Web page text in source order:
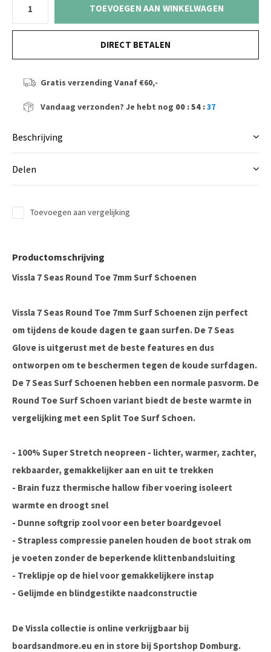
TOEVOEGEN AAN WINKELWAGEN
DIRECT BETALEN
Gratis verzending Vanaf €60,-
Vandaag verzonden? Je hebt nog 00 : 54 :37
Beschrijving
Delen
Toevoegen aan vergelijking
Productomschrijving
Vissla 7 Seas Round Toe 7mm Surf Schoenen
Vissla 7 Seas Round Toe 7mm Surf Schoenen zijn perfect
om tijdens de koude dagen te gaan surfen. De 7 Seas
Glove is uitgerust met de beste features en dus
ontworpen om te beschermen tegen de koude surfdagen.
De 7 Seas Surf Schoenen hebben een normale pasvorm. De
Round Toe Surf Schoen variant biedt de beste warmte in
vergelijking met een Split Toe Surf Schoen.
- 100% Super Stretch neopreen - lichter, warmer, zachter,
rekbaarder, gemakkelijker aan en uit te trekken
- Brain fuzz thermische hallow fiber voering isoleert
warmte en droogt snel
- Dunne softgrip zool voor een beter boardgevoel
- Strapless compressie panelen houden de boot strak om
je voeten zonder de beperkende klittenbandsluiting
- Treklipje op de hiel voor gemakkelijkere instap
- Gelijmde en blindgestikte naadconstructie
De Vissla collectie is online verkrijgbaar bij
boardsandmore.eu en in store bij Sportshop Domburg.